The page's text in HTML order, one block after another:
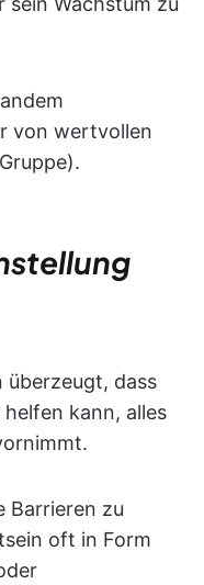
von wertvollen
überzeugt, dass
kann, alles
Barrieren zu
oft in Form